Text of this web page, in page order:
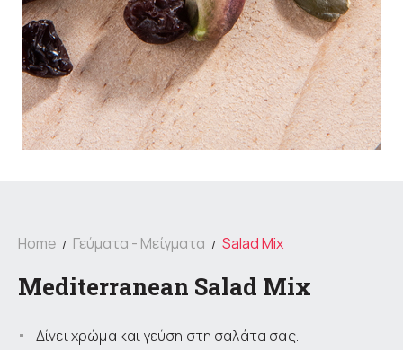
Home Γεύματα - Μείγματα Salad Mix
Mediterranean Salad Mix
Δίνει χρώμα και γεύση στη σαλάτα σας.